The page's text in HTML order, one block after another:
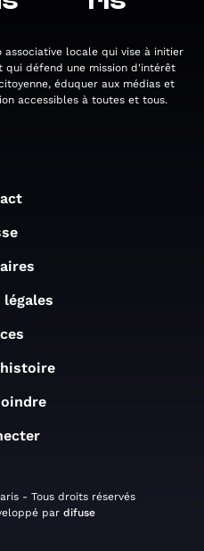
associative locale qui vise à initier
qui défend une mission d'intérêt
éduquer aux médias et
accessibles à toutes et tous.
- Tous droits réservés
par difuse